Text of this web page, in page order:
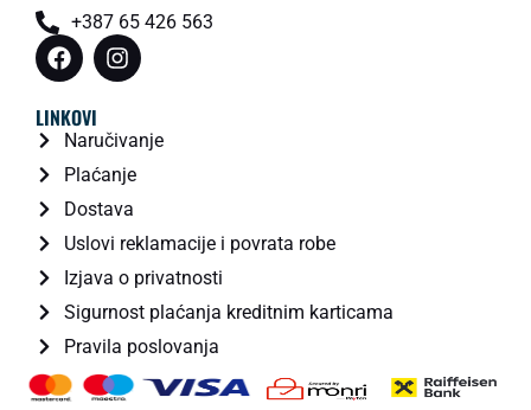
+387 65 426 563
LINKOVI
Naručivanje
Plaćanje
Dostava
Uslovi reklamacije i povrata robe
Izjava o privatnosti
Sigurnost plaćanja kreditnim karticama
Pravila poslovanja